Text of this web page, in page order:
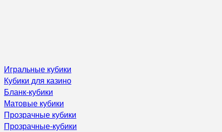
Игральные кубики
Кубики для казино
Бланк-кубики
Матовые кубики
Прозрачные кубики
Прозрачные-кубики